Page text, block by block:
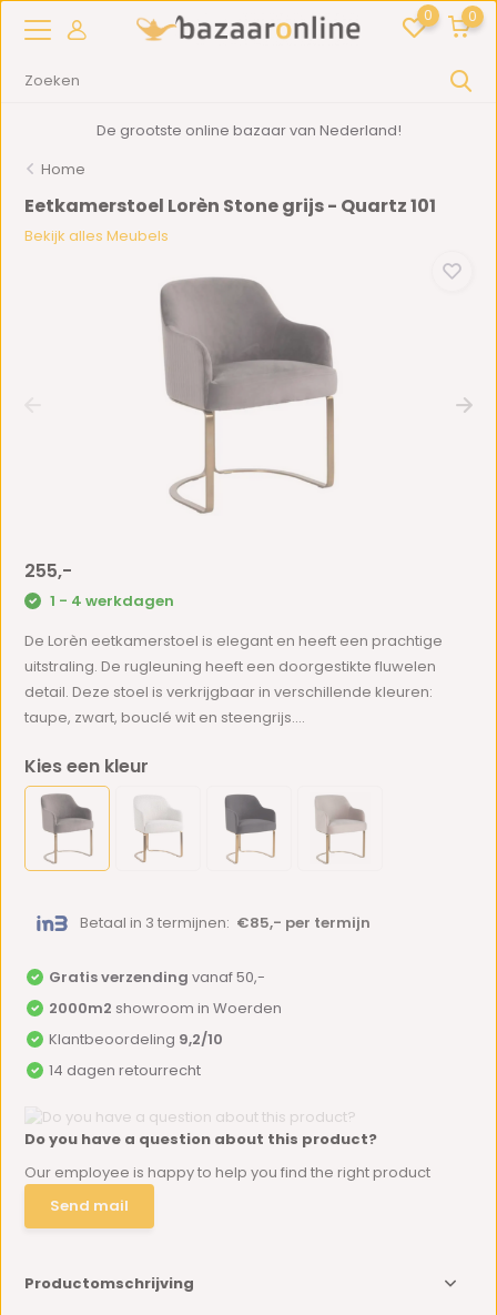
0 0
De grootste online bazaar van Nederland!
Home
Eetkamerstoel Lorèn Stone grijs - Quartz 101
Bekijk alles Meubels
255,-
1 - 4 werkdagen
De Lorèn eetkamerstoel is elegant en heeft een prachtige
uitstraling. De rugleuning heeft een doorgestikte fluwelen
detail. Deze stoel is verkrijgbaar in verschillende kleuren:
taupe, zwart, bouclé wit en steengrijs....
Kies een kleur
Betaal in 3 termijnen: €85,- per termijn
Gratis verzending vanaf 50,-
2000m2 showroom in Woerden
Klantbeoordeling 9,2/10
14 dagen retourrecht
Do you have a question about this product?
Our employee is happy to help you find the right product
Send mail
Productomschrijving